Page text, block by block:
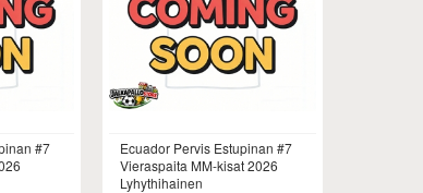
#7
Ecuador Pervis Estupinan #7
Vieraspaita MM-kisat 2026
Lyhythihainen